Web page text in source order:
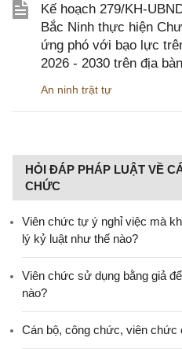
Kế hoạch 279/KH-
Bắc Ninh thực hiện
ứng phó với bạo lực
2026 - 2030 trên địa
An ninh trật tự
HỎI ĐÁP PHÁP LUẬT VỀ
CHỨC
Viên chức tự ý nghỉ việc mà
lý kỷ luật như thế nào?
Viên chức sử dụng bằng giả
nào?
Cán bộ, công chức, viên